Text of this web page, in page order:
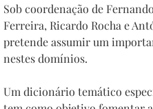
Sob coordenação de
Ferreira, Ricardo Rocha e
pretende assumir um
nestes domínios.
Um dicionário temático